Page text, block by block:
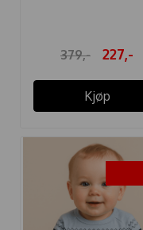
379,- 227,-
Kjøp